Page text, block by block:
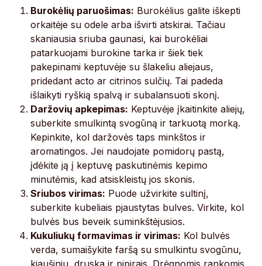
Burokėlių paruošimas: Burokėlius galite iškepti
orkaitėje su odele arba išvirti atskirai. Tačiau
skaniausia sriuba gaunasi, kai burokėliai
patarkuojami burokine tarka ir šiek tiek
pakepinami keptuvėje su šlakeliu aliejaus,
pridedant acto ar citrinos sulčių. Tai padeda
išlaikyti ryškią spalvą ir subalansuoti skonį.
Daržovių apkepimas: Keptuvėje įkaitinkite aliejų,
suberkite smulkintą svogūną ir tarkuotą morką.
Kepinkite, kol daržovės taps minkštos ir
aromatingos. Jei naudojate pomidorų pastą,
įdėkite ją į keptuvę paskutinėmis kepimo
minutėmis, kad atsiskleistų jos skonis.
Sriubos virimas: Puode užvirkite sultinį,
suberkite kubeliais pjaustytas bulves. Virkite, kol
bulvės bus beveik suminkštėjusios.
Kukuliukų formavimas ir virimas: Kol bulvės
verda, sumaišykite faršą su smulkintu svogūnu,